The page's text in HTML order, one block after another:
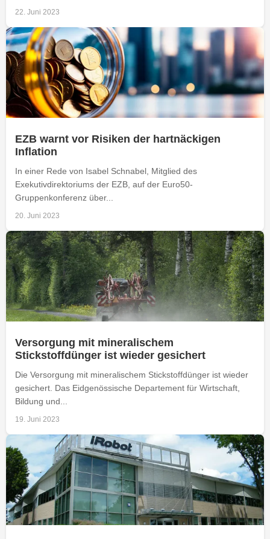
22. Juni 2023
EZB warnt vor Risiken der hartnäckigen
Inflation
In einer Rede von Isabel Schnabel, Mitglied des
Exekutivdirektoriums der EZB, auf der Euro50-
Gruppenkonferenz über...
20. Juni 2023
Versorgung mit mineralischem
Stickstoffdünger ist wieder gesichert
Die Versorgung mit mineralischem Stickstoffdünger ist wieder
gesichert. Das Eidgenössische Departement für Wirtschaft,
Bildung und...
19. Juni 2023